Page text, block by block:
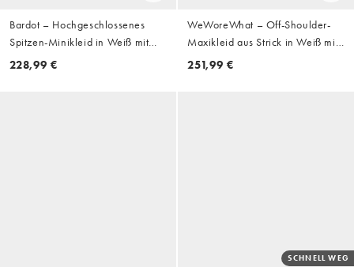
Bardot – Hochgeschlossenes
Spitzen-Minikleid in Weiß mit
Schaldetail
228,99 €
WeWoreWhat – Off-Shoulder-
Maxikleid aus Strick in Weiß mit
asymmetrischem Schnitt
251,99 €
SCHNELL WEG